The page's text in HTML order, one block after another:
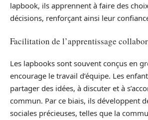
lapbook, ils apprennent à faire des
décisions, renforçant ainsi leur
Facilitation de l’apprentissage
Les lapbooks sont souvent conçus en
encourage le travail d’équipe. Les
partager des idées, à discuter et à
commun. Par ce biais, ils développent
sociales précieuses, telles que la